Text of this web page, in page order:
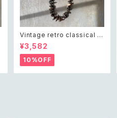
Vintage retro classical ro
ugh cut shell beads nec
klace レトロ ヴィンテージ ア
クセサリー クラシカル ラフカ
ット シェル ビーズ ネックレス
¥3,582
10%OFF